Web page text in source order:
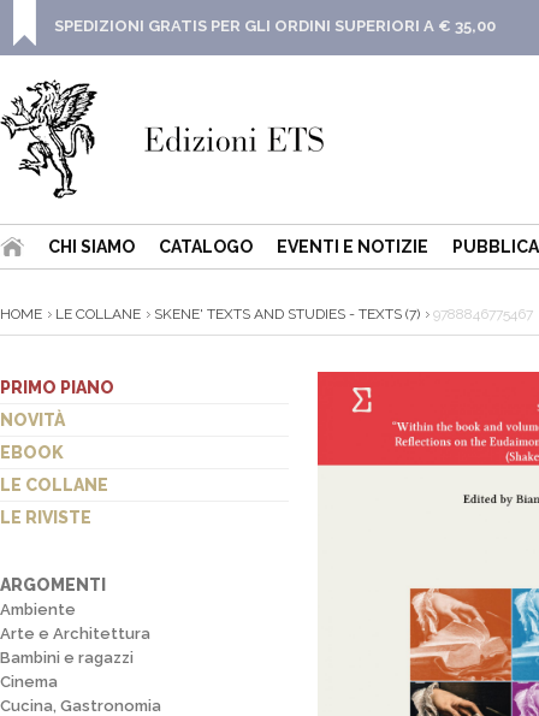
SPEDIZIONI GRATIS PER GLI ORDINI SUPERIORI A € 35,00
CHI SIAMO CATALOGO EVENTI E NOTIZIE
HOME LE COLLANE SKENE' TEXTS AND STUDIES - TEXTS (7) 9788846775467
PRIMO PIANO
NOVITÀ
EBOOK
LE COLLANE
LE RIVISTE
ARGOMENTI
Ambiente
Arte e Architettura
Bambini e ragazzi
Cinema
Cucina, Gastronomia